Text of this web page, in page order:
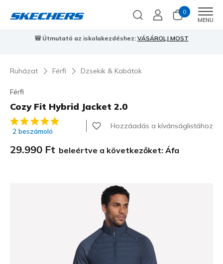
0
MENU
🎒 Útmutató az iskolakezdéshez: VÁSÁROLJ MOST
Ruházat Férfi Dzsekik & Kabátok
Férfi
Cozy Fit Hybrid Jacket 2.0
4,3 az 5-ből ügyfélértékelés
2 beszámoló
Hozzáadás a kívánságlistához
29.990 Ft beleértve a következőket: Áfa